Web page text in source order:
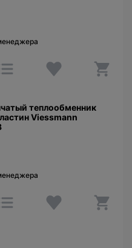
теплообменник
Viessmann